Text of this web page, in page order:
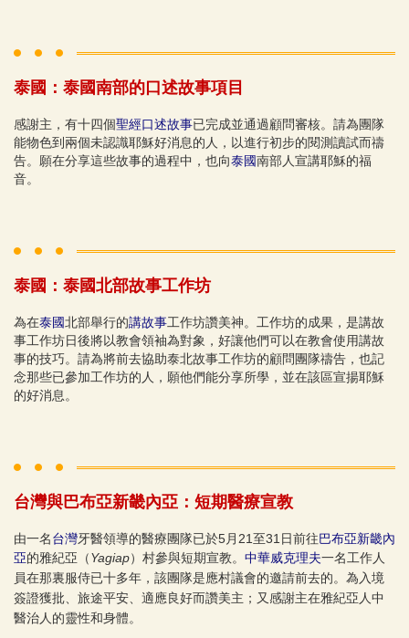
泰國：泰國南部的口述故事項目
感謝主，有十四個聖經口述故事已完成並通過顧問審核。請為團隊
能物色到兩個未認識耶穌好消息的人，以進行初步的閱測讀試而禱
告。願在分享這些故事的過程中，也向泰國南部人宣講耶穌的福
音。
泰國：泰國北部故事工作坊
為在泰國北部舉行的講故事工作坊讚美神。工作坊的成果，是講故
事工作坊日後將以教會領袖為對象，好讓他們可以在教會使用講故
事的技巧。請為將前去協助泰北故事工作坊的顧問團隊禱告，也記
念那些已參加工作坊的人，願他們能分享所學，並在該區宣揚耶穌
的好消息。
台灣與巴布亞新畿內亞：短期醫療宣教
由一名台灣牙醫領導的醫療團隊已於5月21至31日前往巴布亞新畿內
亞的雅紀亞（Yagiap）村參與短期宣教。 中華威克理夫一名工作人
員在那裏服侍已十多年，該團隊是應村議會的邀請前去的。為入境
簽證獲批、旅途平安、適應良好而讚美主；又感謝主在雅紀亞人中
醫治人的靈性和身體。